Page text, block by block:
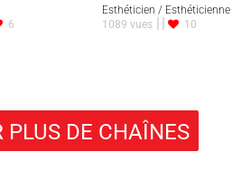
6
Esthéticien / Esthéticienne
1089 vues
10
PLUS DE CHAÎNES